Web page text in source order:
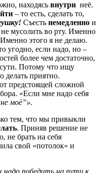
находясь внутри неё.
– то есть, сделать то,
Съесть немедленно и
не мусолить во рту. Именно
этого я не делаю.
угодно, если надо, но –
более чем достаточно,
Потому что ищу
делать приятно.
от предстоящей сложной
«Если мне надо себя
не моё”».
тем, что мы привыкли
. Приняв решение не
не брать на себя
свой «потолок» и